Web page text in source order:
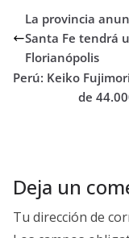
La provincia
Santa Fe tendrá
Florianópolis
Perú: Keiko
de
Deja un
Tu dirección de